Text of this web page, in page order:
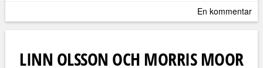
En kommentar
LINN OLSSON OCH MORRIS MOOR